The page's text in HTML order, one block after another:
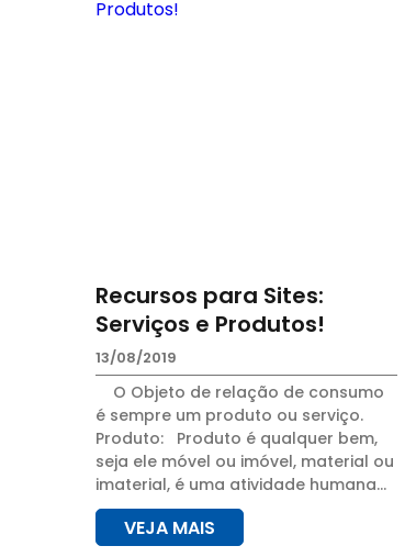
Recursos para Sites:
Serviços e Produtos!
13/08/2019
O Objeto de relação de consumo
é sempre um produto ou serviço.
Produto: Produto é qualquer bem,
seja ele móvel ou imóvel, material ou
imaterial, é uma atividade humana
resultante no processo natural, que
VEJA MAIS